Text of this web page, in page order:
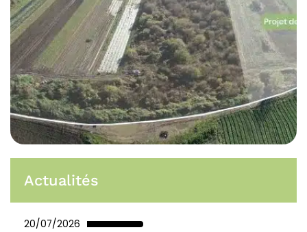
Actualités
20/07/2026